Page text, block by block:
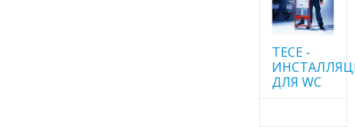
TECE -
ДЛЯ WC